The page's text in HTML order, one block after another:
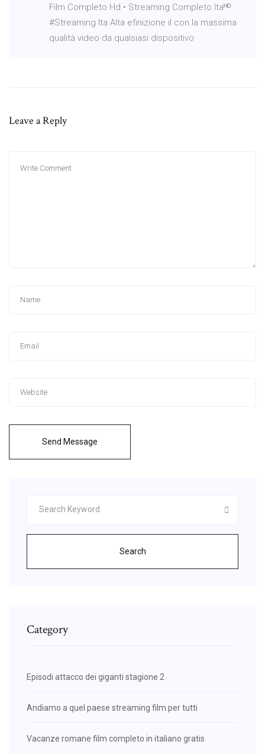
Film Completo Hd • Streaming Completo Itaᴴᴰ
#Streaming Ita Alta efinizione il con la massima
qualità video da qualsiasi dispositivo
Leave a Reply
Send Message
Search
Category
Episodi attacco dei giganti stagione 2
Andiamo a quel paese streaming film per tutti
Vacanze romane film completo in italiano gratis